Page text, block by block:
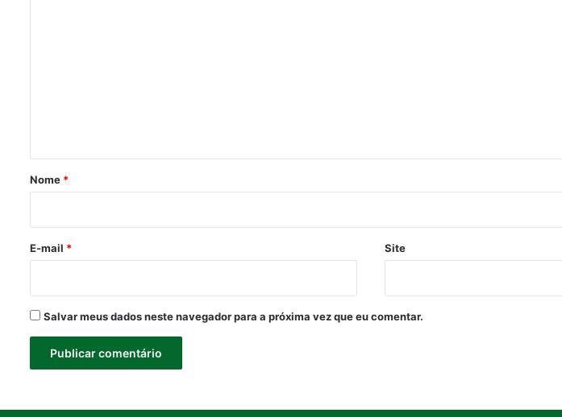
r
*
Nome *
E-mail * Site
Salvar meus dados neste navegador para a próxima vez que eu comentar.